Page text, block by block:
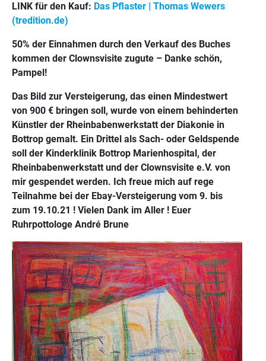
LINK für den Kauf: Das Pflaster | Thomas Wewers
(tredition.de)
50% der Einnahmen durch den Verkauf des Buches
kommen der Clownsvisite zugute – Danke schön,
Pampel!
Das Bild zur Versteigerung, das einen Mindestwert
von 900 € bringen soll, wurde von einem behinderten
Künstler der Rheinbabenwerkstatt der Diakonie in
Bottrop gemalt. Ein Drittel als Sach- oder Geldspende
soll der Kinderklinik Bottrop Marienhospital, der
Rheinbabenwerkstatt und der Clownsvisite e.V. von
mir gespendet werden. Ich freue mich auf rege
Teilnahme bei der Ebay-Versteigerung vom 9. bis
zum 19.10.21 ! Vielen Dank im Aller ! Euer
Ruhrpottologe André Brune